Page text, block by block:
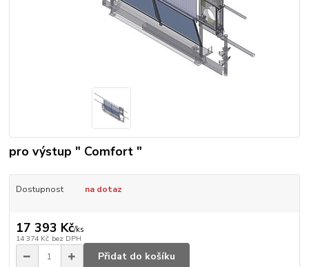
pro výstup " Comfort "
Dostupnost na dotaz
17 393 Kč/ks
14 374 Kč bez DPH
Přidat do košíku